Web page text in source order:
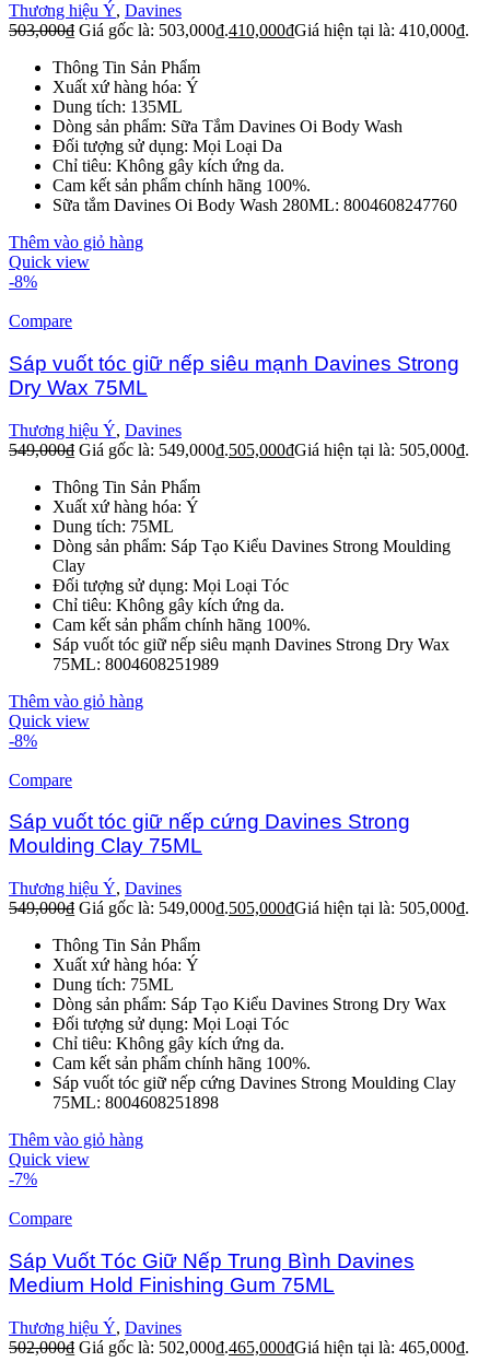
Thương hiệu Ý, Davines
503,000₫ Giá gốc là: 503,000₫.410,000₫Giá hiện tại là: 410,000₫.
Thông Tin Sản Phẩm
Xuất xứ hàng hóa: Ý
Dung tích: 135ML
Dòng sản phẩm: Sữa Tắm Davines Oi Body Wash
Đối tượng sử dụng: Mọi Loại Da
Chỉ tiêu: Không gây kích ứng da.
Cam kết sản phẩm chính hãng 100%.
Sữa tắm Davines Oi Body Wash 280ML: 8004608247760
Thêm vào giỏ hàng
Quick view
-8%
Compare
Sáp vuốt tóc giữ nếp siêu mạnh Davines Strong
Dry Wax 75ML
Thương hiệu Ý, Davines
549,000₫ Giá gốc là: 549,000₫.505,000₫Giá hiện tại là: 505,000₫.
Thông Tin Sản Phẩm
Xuất xứ hàng hóa: Ý
Dung tích: 75ML
Dòng sản phẩm: Sáp Tạo Kiểu Davines Strong Moulding
Clay
Đối tượng sử dụng: Mọi Loại Tóc
Chỉ tiêu: Không gây kích ứng da.
Cam kết sản phẩm chính hãng 100%.
Sáp vuốt tóc giữ nếp siêu mạnh Davines Strong Dry Wax
75ML: 8004608251989
Thêm vào giỏ hàng
Quick view
-8%
Compare
Sáp vuốt tóc giữ nếp cứng Davines Strong
Moulding Clay 75ML
Thương hiệu Ý, Davines
549,000₫ Giá gốc là: 549,000₫.505,000₫Giá hiện tại là: 505,000₫.
Thông Tin Sản Phẩm
Xuất xứ hàng hóa: Ý
Dung tích: 75ML
Dòng sản phẩm: Sáp Tạo Kiểu Davines Strong Dry Wax
Đối tượng sử dụng: Mọi Loại Tóc
Chỉ tiêu: Không gây kích ứng da.
Cam kết sản phẩm chính hãng 100%.
Sáp vuốt tóc giữ nếp cứng Davines Strong Moulding Clay
75ML: 8004608251898
Thêm vào giỏ hàng
Quick view
-7%
Compare
Sáp Vuốt Tóc Giữ Nếp Trung Bình Davines
Medium Hold Finishing Gum 75ML
Thương hiệu Ý, Davines
502,000₫ Giá gốc là: 502,000₫.465,000₫Giá hiện tại là: 465,000₫.